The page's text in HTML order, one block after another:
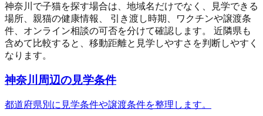
神奈川 で子猫を探す場合は、地域名だけでなく、見学できる
場所、親猫の健康情報、 引き渡し時期、ワクチンや譲渡条
件、オンライン相談の可否を分けて確認します。 近隣県も
含めて比較すると、移動距離と見学しやすさを判断しやすく
なります。
神奈川周辺の見学条件
都道府県別に見学条件や譲渡条件を整理します。